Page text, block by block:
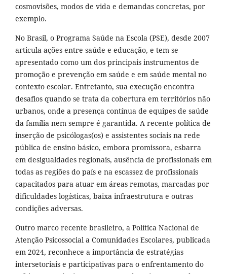
cosmovisões, modos de vida e demandas concretas, por
exemplo.
No Brasil, o Programa Saúde na Escola (PSE), desde 2007
articula ações entre saúde e educação, e tem se
apresentado como um dos principais instrumentos de
promoção e prevenção em saúde e em saúde mental no
contexto escolar. Entretanto, sua execução encontra
desafios quando se trata da cobertura em territórios não
urbanos, onde a presença contínua de equipes de saúde
da família nem sempre é garantida. A recente política de
inserção de psicólogas(os) e assistentes sociais na rede
pública de ensino básico, embora promissora, esbarra
em desigualdades regionais, ausência de profissionais em
todas as regiões do país e na escassez de profissionais
capacitados para atuar em áreas remotas, marcadas por
dificuldades logísticas, baixa infraestrutura e outras
condições adversas.
Outro marco recente brasileiro, a Política Nacional de
Atenção Psicossocial a Comunidades Escolares, publicada
em 2024, reconhece a importância de estratégias
intersetoriais e participativas para o enfrentamento do